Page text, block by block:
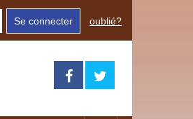
Se connecter oublié?